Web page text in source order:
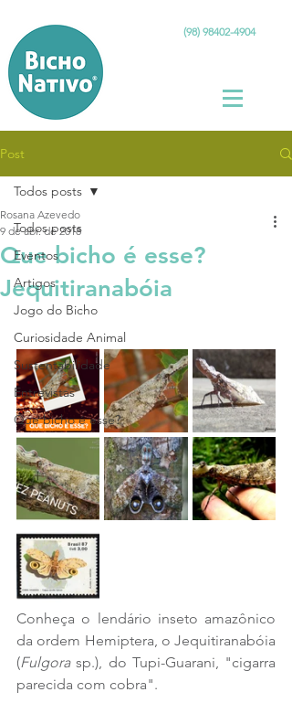
(98) 98402-4904
Post
Todos posts
Eventos
Artigos
Jogo do Bicho
Curiosidade Animal
Sustentabilidade
Entrevistas
Que bicho é esse?
Todos posts
Que bicho é esse?
Jequitiranabóia
Rosana Azevedo
9 de abr. de 2018
Conheça o lendário inseto amazônico
da ordem Hemiptera, o Jequitiranabóia
(Fulgora sp.), do Tupi-Guarani, "cigarra
parecida com cobra".